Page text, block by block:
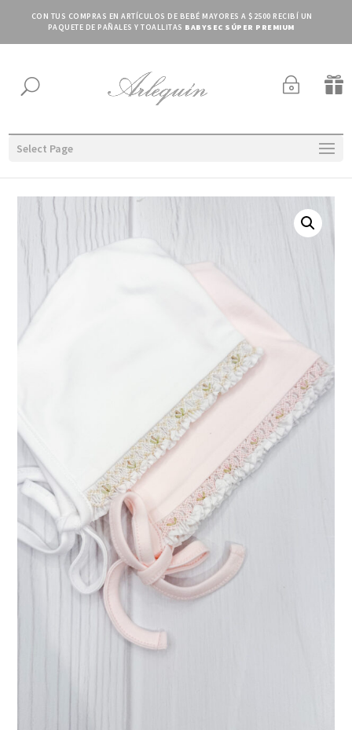
CON TUS COMPRAS EN ARTÍCULOS DE BEBÉ MAYORES A $2500 RECIBÍ UN
PAQUETE DE PAÑALES Y TOALLITAS BABYSEC SÚPER PREMIUM
U ~ 
Select Page